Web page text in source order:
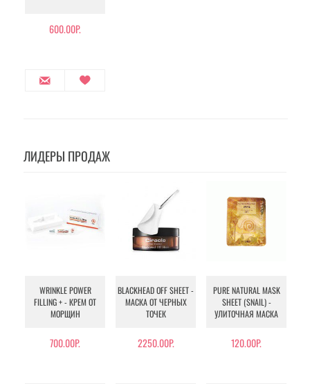
600.00Р.
ЛИДЕРЫ ПРОДАЖ
WRINKLE POWER
FILLING + - КРЕМ ОТ
МОРЩИН
700.00Р.
BLACKHEAD OFF SHEET -
МАСКА ОТ ЧЕРНЫХ
ТОЧЕК
2250.00Р.
PURE NATURAL MASK
SHEET (SNAIL) -
УЛИТОЧНАЯ МАСКА
120.00Р.